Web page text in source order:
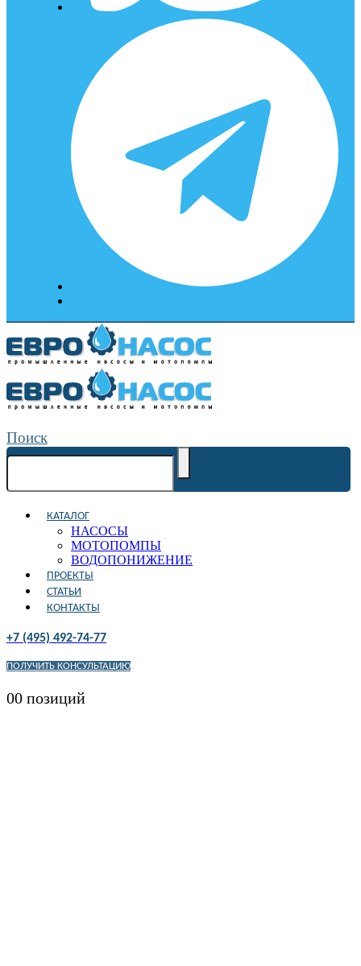
Поиск
КАТАЛОГ
НАСОСЫ
МОТОПОМПЫ
ВОДОПОНИЖЕНИЕ
ПРОЕКТЫ
СТАТЬИ
КОНТАКТЫ
+7 (495) 492-74-77
ПОЛУЧИТЬ КОНСУЛЬТАЦИЮ
00 позиций